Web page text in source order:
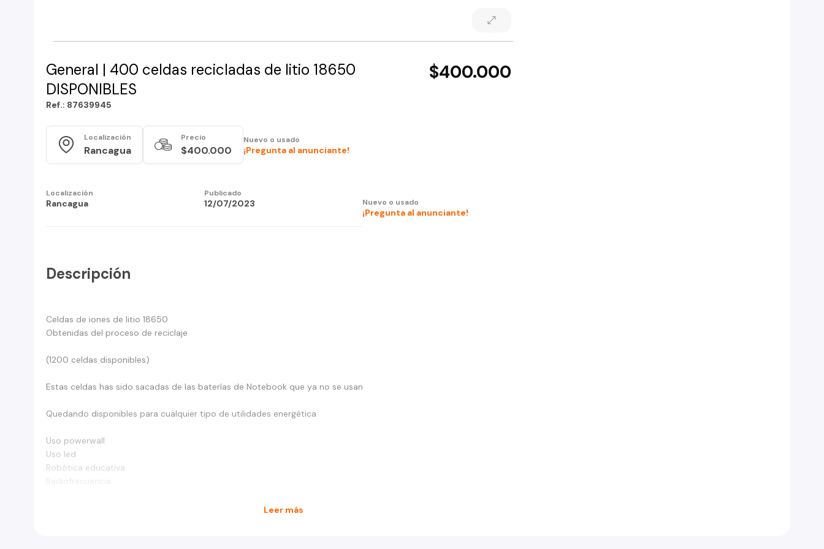
General | 400 celdas recicladas de litio 18650
DISPONIBLES
$400.000
Ref.: 87639945
Localización
Rancagua
Precio
$400.000
Nuevo o usado
¡Pregunta al anunciante!
Localización
Rancagua
Publicado
12/07/2023 Nuevo o usado
¡Pregunta al anunciante!
Descripción
Celdas de iones de litio 18650
Obtenidas del proceso de reciclaje
(1200 celdas disponibles)
Estas celdas has sido sacadas de las baterías de Notebook que ya no se usan
Quedando disponibles para cualquier tipo de utilidades energética
Uso powerwall
Uso led
Robótica educativa
Leer más